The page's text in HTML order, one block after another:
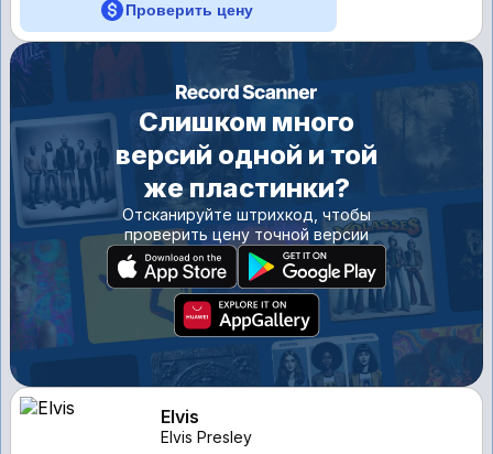
Проверить цену
Слишком много
версий одной и той
же пластинки?
Отсканируйте штрихкод, чтобы
проверить цену точной версии
Elvis
Elvis Presley